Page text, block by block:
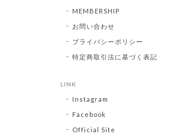
MEMBERSHIP
お問い合わせ
プライバシーポリシー
特定商取引法に基づく表記
LINK
Instagram
Facebook
Official Site